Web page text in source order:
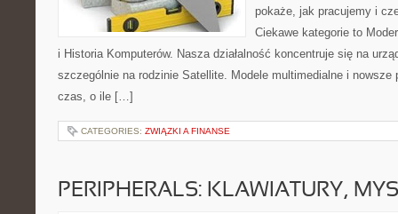
pokaże, jak pracujemy i
Ciekawe kategorie to
i Historia Komputerów. Nasza działalność koncentruje się na
szczególnie na rodzinie Satellite. Modele multimedialne i nowsze
czas, o ile […]
CATEGORIES: ZWIĄZKI A FINANSE
PERIPHERALS: KLAWIATURY,